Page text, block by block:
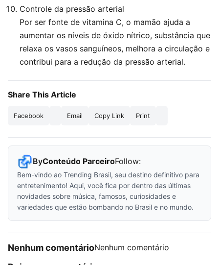
Controle da pressão arterial
Por ser fonte de vitamina C, o mamão ajuda a
aumentar os níveis de óxido nítrico, substância que
relaxa os vasos sanguíneos, melhora a circulação e
contribui para a redução da pressão arterial.
Share This Article
Facebook Email Copy Link Print
ByConteúdo ParceiroFollow:
Bem-vindo ao Trending Brasil, seu destino definitivo para
entretenimento! Aqui, você fica por dentro das últimas
novidades sobre música, famosos, curiosidades e
variedades que estão bombando no Brasil e no mundo.
Nenhum comentárioNenhum comentário